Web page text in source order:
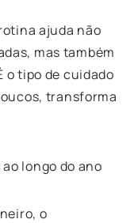
ajuda não
mas também
o tipo de cuidado
transforma
longo do ano
o